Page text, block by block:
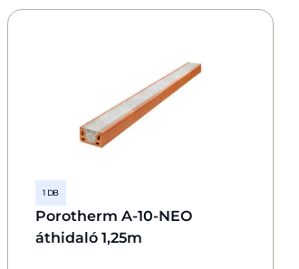
1 DB
Porotherm A-10-NEO
áthidaló 1,25m